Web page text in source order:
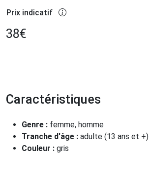
Prix indicatif
38€
Caractéristiques
Genre : femme, homme
Tranche d'âge : adulte (13 ans et +)
Couleur : gris